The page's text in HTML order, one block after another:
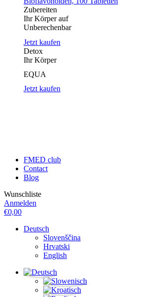
Zubereiten
Ihr Körper auf
Unberechenbar
Jetzt kaufen
Detox
Ihr Körper
EQUA
Jetzt kaufen
FMED club
Contact
Blog
Wunschliste
Anmelden
€0,00
Deutsch
Slovenščina
Hrvatski
English